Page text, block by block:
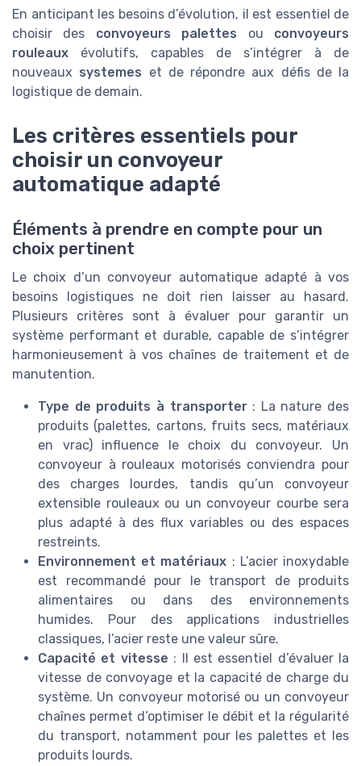
En anticipant les besoins d’évolution, il est essentiel de
choisir des convoyeurs palettes ou convoyeurs
rouleaux évolutifs, capables de s’intégrer à de
nouveaux systemes et de répondre aux défis de la
logistique de demain.
Les critères essentiels pour
choisir un convoyeur
automatique adapté
Éléments à prendre en compte pour un
choix pertinent
Le choix d’un convoyeur automatique adapté à vos
besoins logistiques ne doit rien laisser au hasard.
Plusieurs critères sont à évaluer pour garantir un
système performant et durable, capable de s’intégrer
harmonieusement à vos chaînes de traitement et de
manutention.
Type de produits à transporter: La nature des
produits (palettes, cartons, fruits secs, matériaux
en vrac) influence le choix du convoyeur. Un
convoyeur à rouleaux motorisés conviendra pour
des charges lourdes, tandis qu’un convoyeur
extensible rouleaux ou un convoyeur courbe sera
plus adapté à des flux variables ou des espaces
restreints.
Environnement et matériaux : L’acier inoxydable
est recommandé pour le transport de produits
alimentaires ou dans des environnements
humides. Pour des applications industrielles
classiques, l’acier reste une valeur sûre.
Capacité et vitesse : Il est essentiel d’évaluer la
vitesse de convoyage et la capacité de charge du
système. Un convoyeur motorisé ou un convoyeur
chaînes permet d’optimiser le débit et la régularité
du transport, notamment pour les palettes et les
produits lourds.